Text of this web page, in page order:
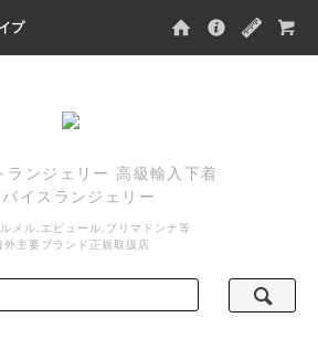
プ
ランジェリー 高級輸入下着
パイスランジェリー
メル,エピュール,プリマドンナ等
外主要ブランド正規取扱店